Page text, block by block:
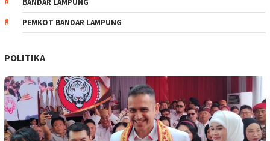
PEMKOT BANDAR LAMPUNG
POLITIKA